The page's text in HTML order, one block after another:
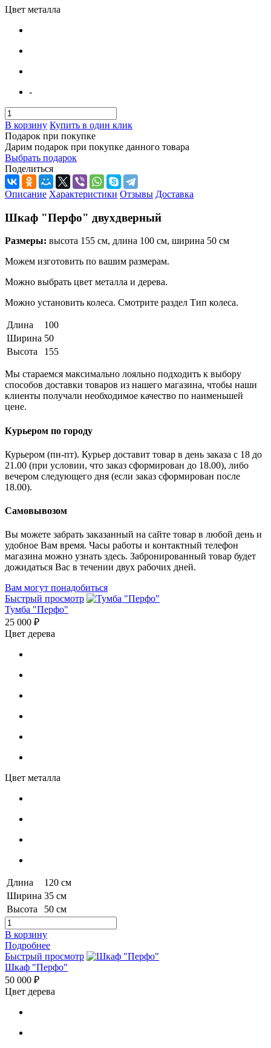
Цвет металла
-
В корзину Купить в один клик
Подарок при покупке
Дарим подарок при покупке данного товара
Выбрать подарок
Поделиться
Описание Характеристики Отзывы Доставка
Шкаф "Перфо" двухдверный
Размеры: высота 155 см, длина 100 см, ширина 50 см
Можем изготовить по вашим размерам.
Можно выбрать цвет металла и дерева.
Можно установить колеса. Смотрите раздел Тип колеса.
Длина
100
Ширина 50
Высота
155
Мы стараемся максимально лояльно подходить к выбору
способов доставки товаров из нашего магазина, чтобы наши
клиенты получали необходимое качество по наименьшей
цене.
Курьером по городу
Курьером (пн-пт). Курьер доставит товар в день заказа с 18 до
21.00 (при условии, что заказ сформирован до 18.00), либо
вечером следующего дня (если заказ сформирован после
18.00).
Самовывозом
Вы можете забрать заказанный на сайте товар в любой день и
удобное Вам время. Часы работы и контактный телефон
магазина можно узнать здесь. Забронированный товар будет
дожидаться Вас в течении двух рабочих дней.
Вам могут понадобиться
Быстрый просмотр
Тумба "Перфо"
25 000 ₽
Цвет дерева
Цвет металла
Длина
120 см
Ширина 35 см
Высота
50 см
В корзину
Подробнее
Быстрый просмотр
Шкаф "Перфо"
50 000 ₽
Цвет дерева